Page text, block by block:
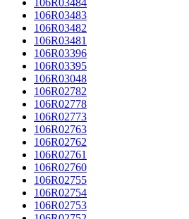
106R03484
106R03483
106R03482
106R03481
106R03396
106R03395
106R03048
106R02782
106R02778
106R02773
106R02763
106R02762
106R02761
106R02760
106R02755
106R02754
106R02753